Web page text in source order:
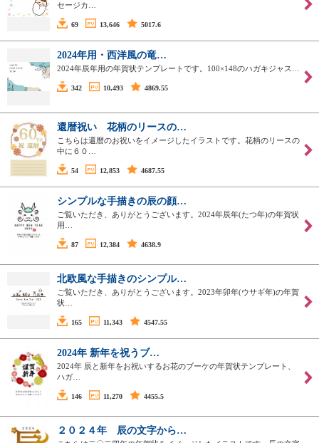
セージカ…
69 13,646 5017.6
2024年用・西洋風の竜…
2024年辰年用の年賀状テンプレートです。100×148のハガキジャス…
342 10,493 4869.55
還暦祝い 花柄のリースの…
こちらは還暦のお祝いをイメージしたイラストです。花柄のリースの
中に６０…
54 12,853 4687.55
シンプルな手描きの辰の顔…
ご覧いただき、ありがとうございます。2024年辰年(たつ年)の年賀状
用…
87 12,384 4638.9
北欧風な手描きのシンプル…
ご覧いただき、ありがとうございます。2023年卯年(ウサギ年)の年賀
状…
165 11,343 4547.55
2024年 新年を祝うブ…
2024年 辰と新年をお祝いするお花のブーケの年賀状テンプレート、
ハガ…
146 11,270 4455.5
２０２４年 辰の文字から…